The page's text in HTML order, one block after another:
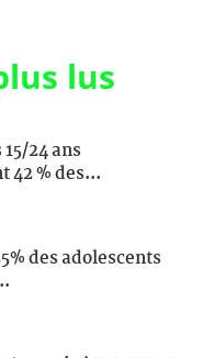
lus
24 ans
42 % des...
des adolescents